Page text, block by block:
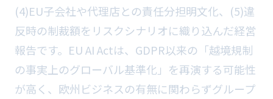
(4)EU子会社や代理店との責任分担明文化、(5)違
反時の制裁額をリスクシナリオに織り込んだ経営
報告です。EU AI Actは、GDPR以来の「越境規制
の事実上のグローバル基準化」を再演する可能性
が高く、欧州ビジネスの有無に関わらずグループ